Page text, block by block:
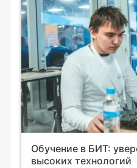
Обучение в БИТ:
высоких технологий